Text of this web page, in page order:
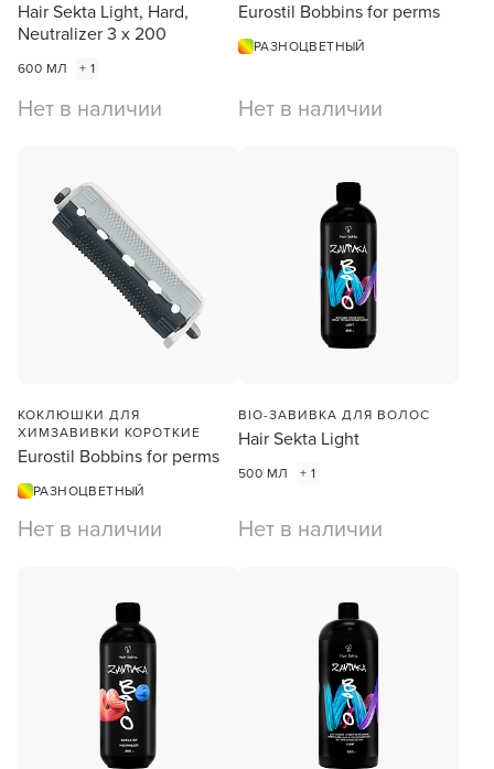
Hair Sekta Light, Hard,
Neutralizer 3 х 200
600 МЛ + 1
Нет в наличии
Eurostil Bobbins for perms
РАЗНОЦВЕТНЫЙ
Нет в наличии
КОКЛЮШКИ ДЛЯ
ХИМЗАВИВКИ КОРОТКИЕ
Eurostil Bobbins for perms
РАЗНОЦВЕТНЫЙ
Нет в наличии
BIO-ЗАВИВКА ДЛЯ ВОЛОС
Hair Sekta Light
500 МЛ + 1
Нет в наличии